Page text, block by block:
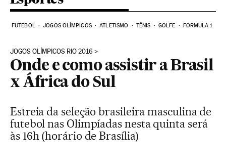
FUTEBOL JOGOS OLÍMPICOS ATLETISMO TÊNIS GOLFE FORMULA 1
JOGOS OLÍMPICOS RIO 2016
Onde e como assistir a Brasil
x África do Sul
Estreia da seleção brasileira masculina de
futebol nas Olimpíadas nesta quinta será
às 16h (horário de Brasília)